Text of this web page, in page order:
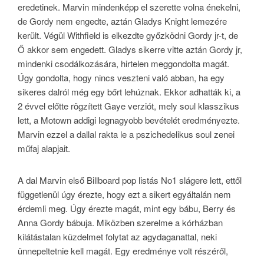
eredetinek. Marvin mindenképp el szerette volna énekelni,
de Gordy nem engedte, aztán Gladys Knight lemezére
került. Végül Withfield is elkezdte győzködni Gordy jr-t, de
Ő akkor sem engedett. Gladys sikerre vitte aztán Gordy jr,
mindenki csodálkozására, hirtelen meggondolta magát.
Úgy gondolta, hogy nincs veszteni való abban, ha egy
sikeres dalról még egy bőrt lehúznak. Ekkor adhatták ki, a
2 évvel előtte rögzített Gaye verziót, mely soul klasszikus
lett, a Motown addigi legnagyobb bevételét eredményezte.
Marvin ezzel a dallal rakta le a pszichedelikus soul zenei
műfaj alapjait.
A dal Marvin első Billboard pop listás No1 slágere lett, ettől
függetlenül úgy érezte, hogy ezt a sikert egyáltalán nem
érdemli meg. Úgy érezte magát, mint egy bábu, Berry és
Anna Gordy bábuja. Miközben szerelme a kórházban
kilátástalan küzdelmet folytat az agydaganattal, neki
ünnepeltetnie kell magát. Egy eredménye volt részéről,